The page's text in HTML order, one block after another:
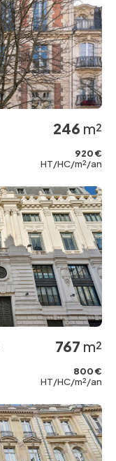
246 m²
920 €
HT/HC/m²/an
767 m²
800 €
HT/HC/m²/an